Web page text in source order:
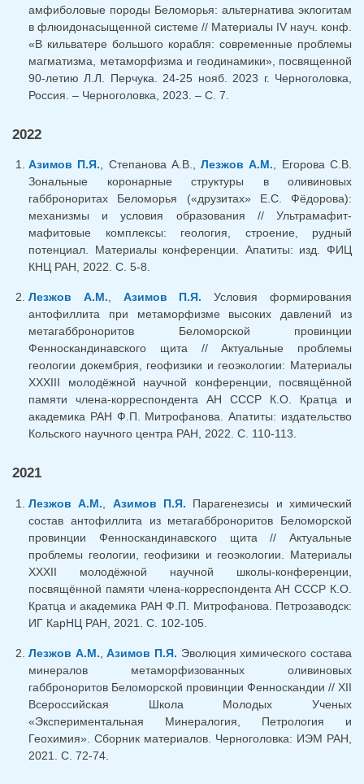
амфиболовые породы Беломорья: альтернатива эклогитам
в флюидонасыщенной системе // Материалы IV науч. конф.
«В кильватере большого корабля: современные проблемы
магматизма, метаморфизма и геодинамики», посвященной
90-летию Л.Л. Перчука. 24-25 нояб. 2023 г. Черноголовка,
Россия. – Черноголовка, 2023. – C. 7.
2022
Азимов П.Я., Степанова А.В.,Лезжов А.М., Егорова С.В.
Зональные коронарные структуры в оливиновых
габброноритах Беломорья («друзитах» Е.С. Фёдорова):
механизмы и условия образования // Ультрамафит-
мафитовые комплексы: геология, строение, рудный
потенциал. Материалы конференции. Апатиты: изд. ФИЦ
КНЦ РАН, 2022. С. 5-8.
Лезжов А.М., Азимов П.Я. Условия формирования
антофиллита при метаморфизме высоких давлений из
метагабброноритов Беломорской провинции
Фенноскандинавского щита // Актуальные проблемы
геологии докембрия, геофизики и геоэкологии: Материалы
XXXIII молодёжной научной конференции, посвящённой
памяти члена-корреспондента АН СССР К.О. Кратца и
академика РАН Ф.П. Митрофанова. Апатиты: издательство
Кольского научного центра РАН, 2022. С. 110-113.
2021
Лезжов А.М. Азимов П.Я. Парагенезисы и химический
состав антофиллита из метагабброноритов Беломорской
провинции Фенноскандинавского щита // Актуальные
проблемы геологии, геофизики и геоэкологии. Материалы
XXXII молодёжной научной школы-конференции,
посвящённой памяти члена-корреспондента АН СССР К.О.
Кратца и академика РАН Ф.П. Митрофанова. Петрозаводск:
ИГ КарНЦ РАН, 2021. С. 102-105.
Лезжов А.М. ,Азимов П.Я. Эволюция химического состава
минералов метаморфизованных оливиновых
габброноритов Беломорской провинции Фенноскандии // XII
Всероссийская Школа Молодых Ученых
«Экспериментальная Минералогия, Петрология и
Геохимия». Сборник материалов. Черноголовка: ИЭМ РАН,
2021. С. 72-74.